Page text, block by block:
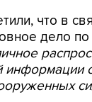
что в
дело по
информации